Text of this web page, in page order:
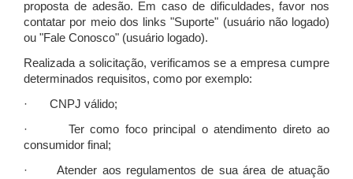
proposta de adesão. Em caso de dificuldades, favor nos
contatar por meio dos links "Suporte" (usuário não logado)
ou "Fale Conosco" (usuário logado).
Realizada a solicitação, verificamos se a empresa cumpre
determinados requisitos, como por exemplo:
· CNPJ válido;
· Ter como foco principal o atendimento direto ao
consumidor final;
· Atender aos regulamentos de sua área de atuação